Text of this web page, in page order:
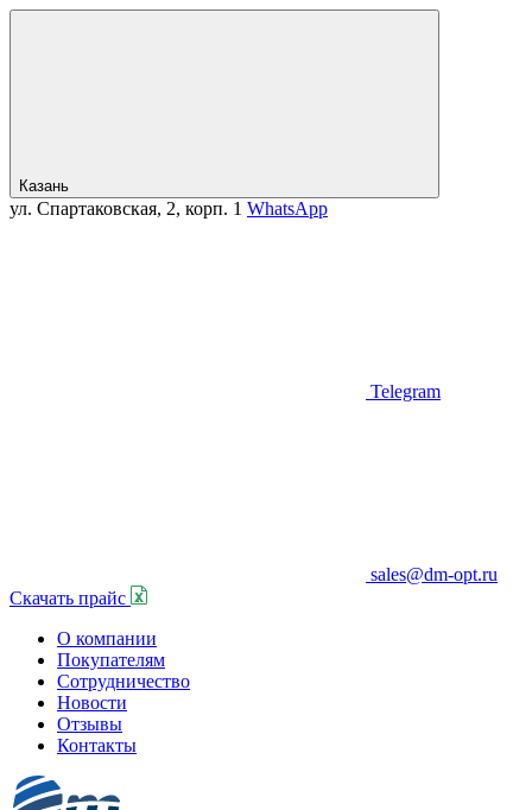
Казань
ул. Спартаковская, 2, корп. 1 WhatsApp
Telegram
sales@dm-opt.ru
Скачать прайс
О компании
Покупателям
Сотрудничество
Новости
Отзывы
Контакты